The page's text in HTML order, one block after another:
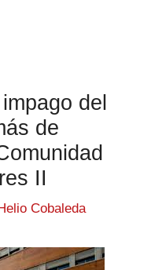
del
de
II
Cobaleda